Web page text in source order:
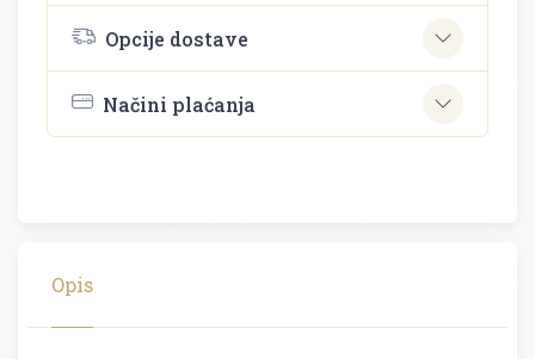
Opcije dostave
Načini plaćanja
Opis